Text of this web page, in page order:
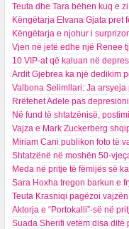
Teuta dhe Tara bëhen kuq e zi
Këngëtarja Elvana Gjata pret
Këngëtarja e njohur i
Vjen në jetë edhe një Renee
10 VIP-at që kaluan në
Ardit Gjebrea ka një dedikim
Valbona Selimllari: Ja
Rrëfehet Adele pas
Në fund të shtatzënisë,
Vajza e Mark Zuckerberg
Miriam Cani publikon foto të
Shtatzënë në moshën 50-
Meda në pritje të fëmijës së
Sara Hoxha tregon barkun e
Teuta Krasniqi pagëzoi
Aktorja e “Portokalli”-së në
Suada Sherifi vetëm disa ditë